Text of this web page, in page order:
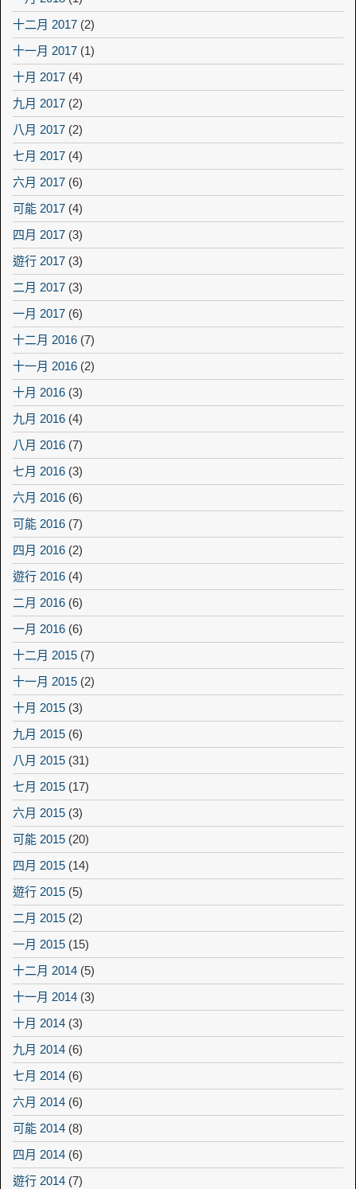
十二月 2017 (2)
十一月 2017 (1)
十月 2017 (4)
九月 2017 (2)
八月 2017 (2)
七月 2017 (4)
六月 2017 (6)
可能 2017 (4)
四月 2017 (3)
遊行 2017 (3)
二月 2017 (3)
一月 2017 (6)
十二月 2016 (7)
十一月 2016 (2)
十月 2016 (3)
九月 2016 (4)
八月 2016 (7)
七月 2016 (3)
六月 2016 (6)
可能 2016 (7)
四月 2016 (2)
遊行 2016 (4)
二月 2016 (6)
一月 2016 (6)
十二月 2015 (7)
十一月 2015 (2)
十月 2015 (3)
九月 2015 (6)
八月 2015 (31)
七月 2015 (17)
六月 2015 (3)
可能 2015 (20)
四月 2015 (14)
遊行 2015 (5)
二月 2015 (2)
一月 2015 (15)
十二月 2014 (5)
十一月 2014 (3)
十月 2014 (3)
九月 2014 (6)
七月 2014 (6)
六月 2014 (6)
可能 2014 (8)
四月 2014 (6)
遊行 2014 (7)